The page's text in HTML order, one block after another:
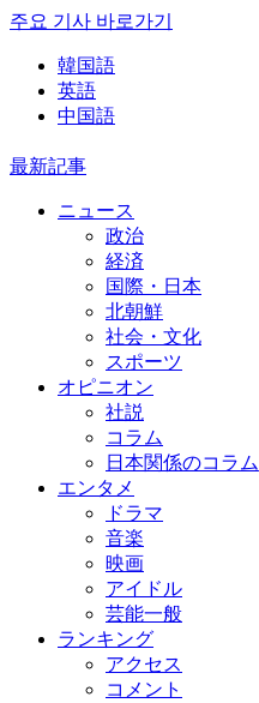
주요 기사 바로가기
韓国語
英語
中国語
最新記事
ニュース
政治
経済
国際・日本
北朝鮮
社会・文化
スポーツ
オピニオン
社説
コラム
日本関係のコラム
エンタメ
ドラマ
音楽
映画
アイドル
芸能一般
ランキング
アクセス
コメント